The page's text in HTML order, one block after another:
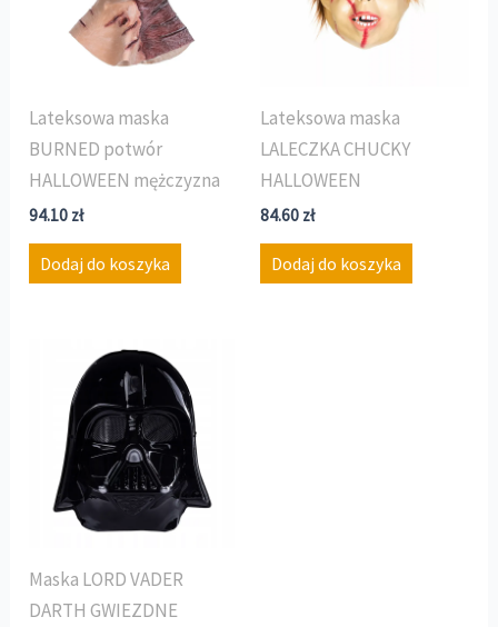
Lateksowa maska
BURNED potwór
HALLOWEEN mężczyzna
94.10 zł
Dodaj do koszyka
Lateksowa maska
LALECZKA CHUCKY
HALLOWEEN
84.60 zł
Dodaj do koszyka
Maska LORD VADER
DARTH GWIEZDNE